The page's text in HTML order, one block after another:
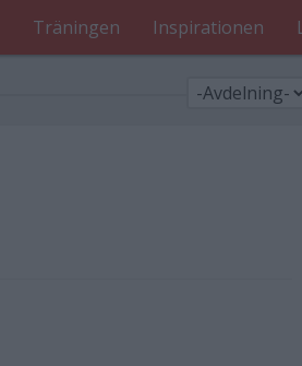
Träningen Inspirationen